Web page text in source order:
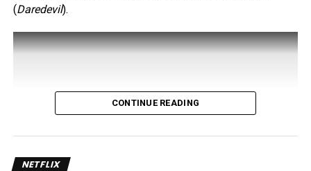
Uno de los aspectos más interesantes de su kit es el
largas y con mayor daño, así que administrar
(Daredevil).
CONTINUE READING
NETFLIX